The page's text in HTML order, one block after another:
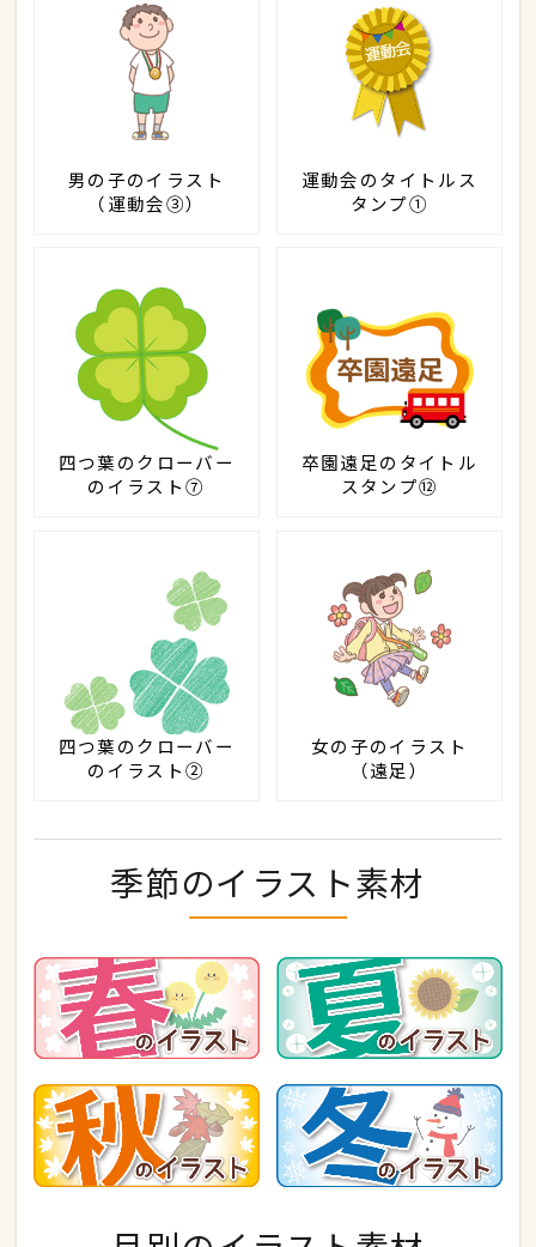
男の子のイラスト
（運動会③）
運動会のタイトルス
タンプ①
四つ葉のクローバー
のイラスト⑦
卒園遠足のタイトル
スタンプ⑫
四つ葉のクローバー
のイラスト②
女の子のイラスト
（遠足）
季節のイラスト素材